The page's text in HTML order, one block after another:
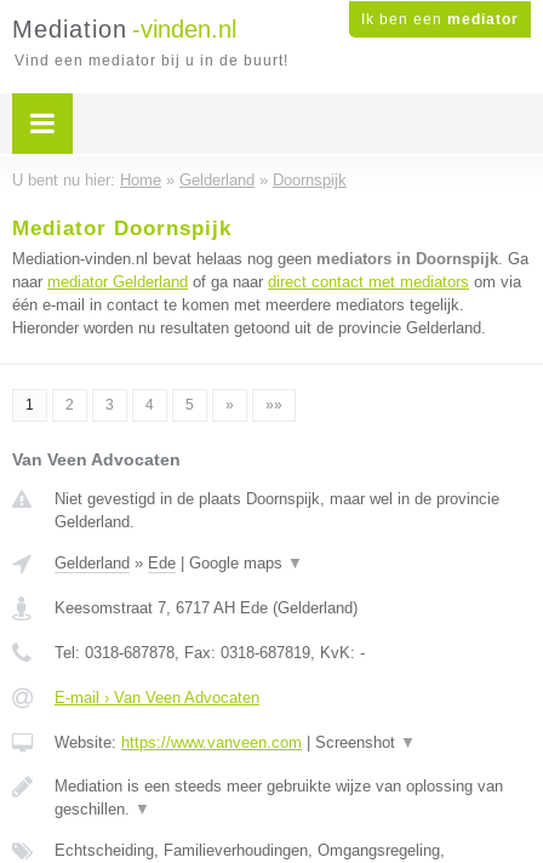
Ik ben een mediator
Mediation -vinden.nl
Vind een mediator bij u in de buurt!
U bent nu hier: Home » Gelderland » Doornspijk
Mediator Doornspijk
Mediation-vinden.nl bevat helaas nog geen mediators in Doornspijk. Ga
naar mediator Gelderland of ga naar direct contact met mediators om via
één e-mail in contact te komen met meerdere mediators tegelijk.
Hieronder worden nu resultaten getoond uit de provincie Gelderland.
1 2 3 4 5 » »»
Van Veen Advocaten
Niet gevestigd in de plaats Doornspijk, maar wel in de provincie
Gelderland.
Gelderland » Ede Google maps ▼
Keesomstraat 7, 6717 AH Ede (Gelderland)
Tel: 0318-687878, Fax: 0318-687819, KvK: -
E-mail › Van Veen Advocaten
Website: https://www.vanveen.com Screenshot ▼
Mediation is een steeds meer gebruikte wijze van oplossing van
geschillen. ▼
Echtscheiding, Familieverhoudingen, Omgangsregeling,